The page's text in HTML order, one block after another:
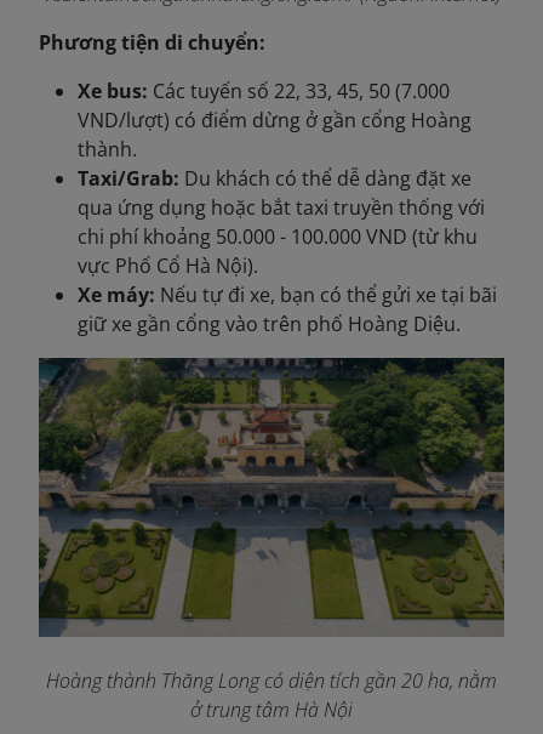
Phương tiện di chuyển:
Xe bus: Các tuyến số 22, 33, 45, 50 (7.000
VND/lượt) có điểm dừng ở gần cổng Hoàng
thành.
Taxi/Grab: Du khách có thể dễ dàng đặt xe
qua ứng dụng hoặc bắt taxi truyền thống với
chi phí khoảng 50.000 - 100.000 VND (từ khu
vực Phố Cổ Hà Nội).
Xe máy: Nếu tự đi xe, bạn có thể gửi xe tại bãi
giữ xe gần cổng vào trên phố Hoàng Diệu.
Hoàng thành Thăng Long có diện tích gần 20 ha, nằm
ở trung tâm Hà Nội